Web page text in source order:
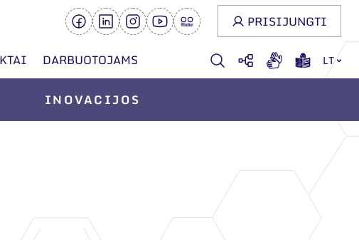
DARBUOTOJAMS LT
PRISIJUNGTI
INOVACIJOS